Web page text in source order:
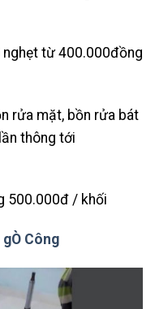
từ 400.000đồng
rửa mặt, bồn rửa bát
thông tới
500.000đ / khối
gÒ Công